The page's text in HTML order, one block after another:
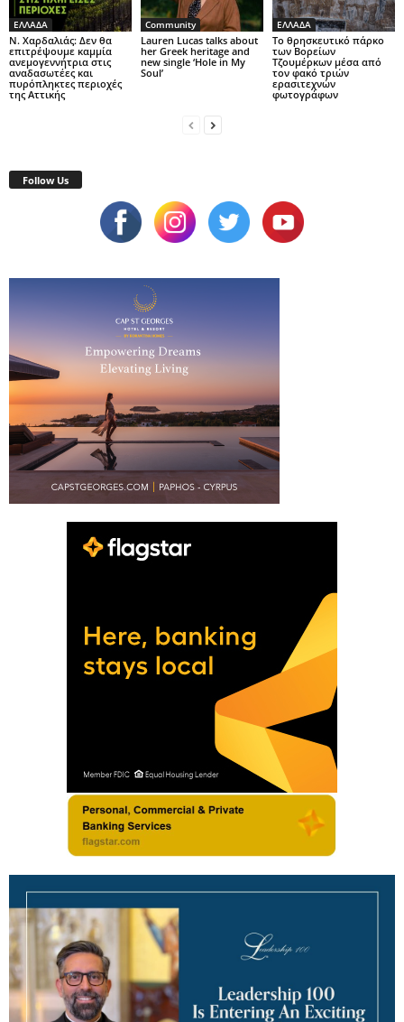
ΕΛΛΑΔΑ
Ν. Χαρδαλιάς: Δεν θα
επιτρέψουμε καμμία
ανεμογεννήτρια στις
αναδασωτέες και
πυρόπληκτες περιοχές
της Αττικής
Community
Lauren Lucas talks about
her Greek heritage and
new single ‘Hole in My
Soul’
ΕΛΛΑΔΑ
Το θρησκευτικό πάρκο
των Βορείων
Τζουμέρκων μέσα από
τον φακό τριών
ερασιτεχνών
φωτογράφων
Follow Us